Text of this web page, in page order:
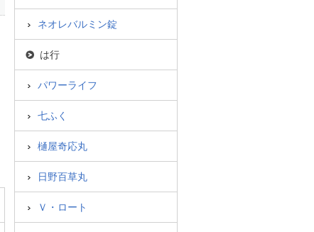
ネオレバルミン錠
は行
パワーライフ
七ふく
樋屋奇応丸
日野百草丸
Ｖ・ロート